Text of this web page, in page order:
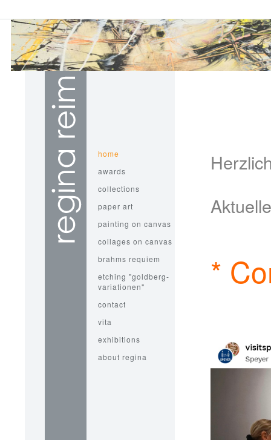
home
awards
collections
paper art
painting on canvas
collages on canvas
brahms requiem
etching "goldberg-
variationen"
contact
vita
exhibitions
about regina
*